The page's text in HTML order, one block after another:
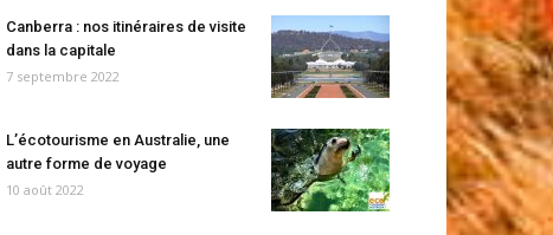
Canberra : nos itinéraires de visite
dans la capitale
7 septembre 2022
L’écotourisme en Australie, une
autre forme de voyage
10 août 2022